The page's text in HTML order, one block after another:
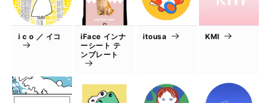
i c o ／ イコ
iFace インナ
ーシート テ
ンプレート
itousa KMI